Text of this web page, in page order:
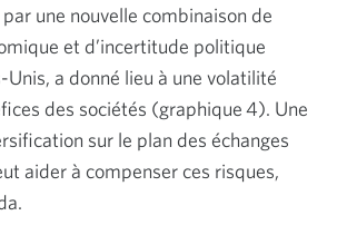
une nouvelle combinaison de
et d’incertitude politique
Unis, a donné lieu à une volatilité
des sociétés (graphique 4). Une
sur le plan des échanges
aider à compenser ces risques,